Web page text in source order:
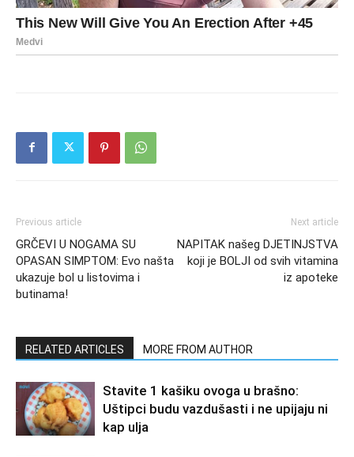
Previous article
GRČEVI U NOGAMA SU
OPASAN SIMPTOM: Evo našta
ukazuje bol u listovima i
butinama!
Next article
NAPITAK našeg DJETINJSTVA
koji je BOLJI od svih vitamina
iz apoteke
RELATED ARTICLES MORE FROM AUTHOR
Stavite 1 kašiku ovoga u brašno:
Uštipci budu vazdušasti i ne upijaju ni
kap ulja